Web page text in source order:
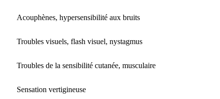
Acouphènes, hypersensibilité aux bruits
Troubles visuels, flash visuel, nystagmus
Troubles de la sensibilité cutanée, musculaire
Sensation vertigineuse